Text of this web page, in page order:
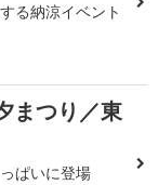
る納涼イベント
まつり／東
ぱいに登場